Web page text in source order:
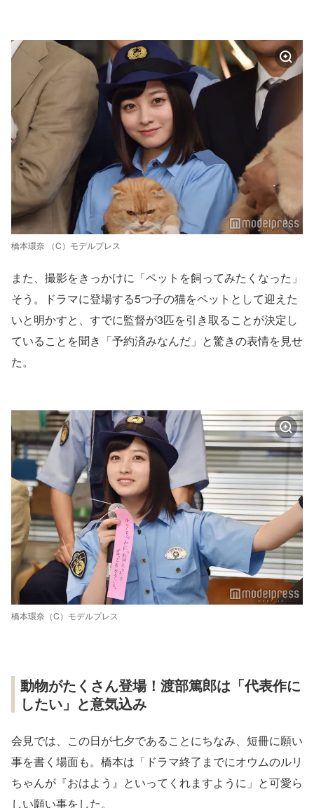
橋本環奈 （C）モデルプレス
また、撮影をきっかけに「ペットを飼ってみたくなった」
そう。ドラマに登場する5つ子の猫をペットとして迎えた
いと明かすと、すでに監督が3匹を引き取ることが決定し
ていることを聞き「予約済みなんだ」と驚きの表情を見せ
た。
橋本環奈（C）モデルプレス
動物がたくさん登場！渡部篤郎は「代表作に
したい」と意気込み
会見では、この日が七夕であることにちなみ、短冊に願い
事を書く場面も。橋本は「ドラマ終了までにオウムのルリ
ちゃんが『おはよう』といってくれますように」と可愛ら
しい願い事をした。